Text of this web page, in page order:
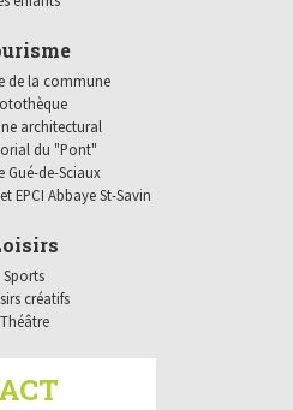
de la commune
architectural
du "Pont"
Gué-de-Sciaux
EPCI Abbaye St-Savin
Sports
créatifs
Théâtre